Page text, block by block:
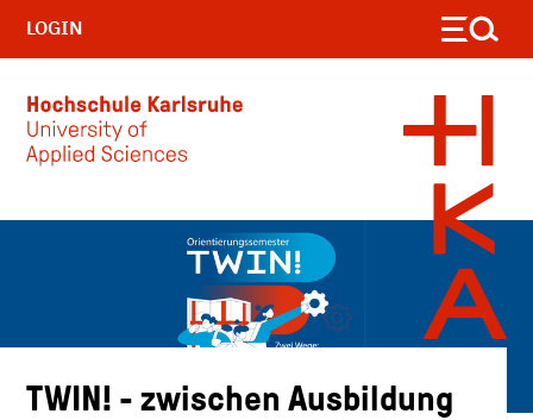
Skip to main content
LOGIN
TWIN! - zwischen Ausbildung